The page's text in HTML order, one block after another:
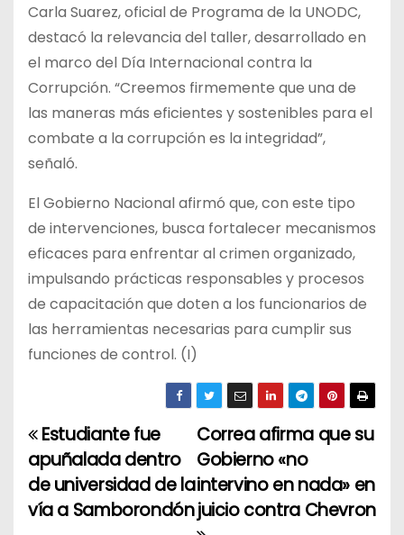
Carla Suarez, oficial de Programa de la UNODC,
destacó la relevancia del taller, desarrollado en
el marco del Día Internacional contra la
Corrupción. “Creemos firmemente que una de
las maneras más eficientes y sostenibles para el
combate a la corrupción es la integridad”,
señaló.
El Gobierno Nacional afirmó que, con este tipo
de intervenciones, busca fortalecer mecanismos
eficaces para enfrentar al crimen organizado,
impulsando prácticas responsables y procesos
de capacitación que doten a los funcionarios de
las herramientas necesarias para cumplir sus
funciones de control. (I)
N
a
v
Correa afirma que su
Gobierno «no
intervino en nada» en
juicio contra Chevron
Estudiante fue
apuñalada dentro
de universidad de la
vía a Samborondón